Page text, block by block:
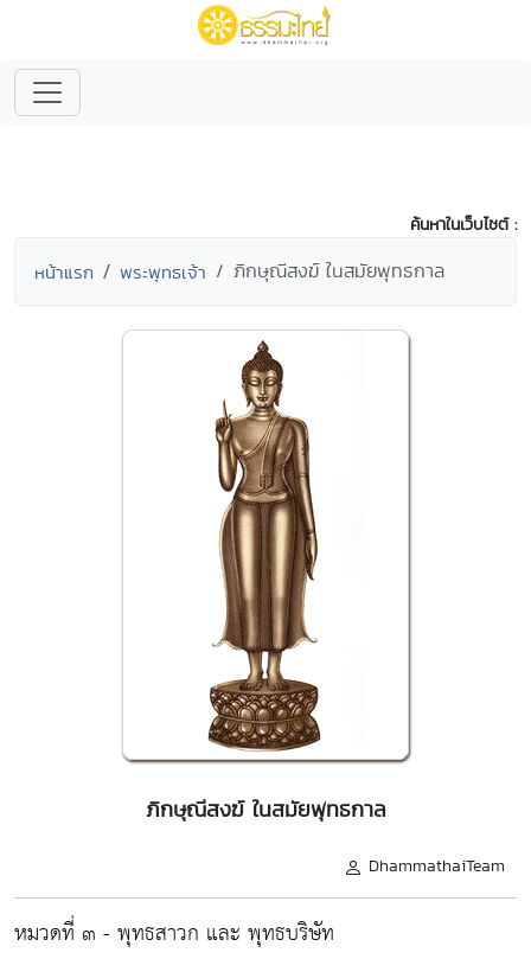
ค้นหาในเว็บไซต์ :
หน้าแรก พระพุทธเจ้า ภิกษุณีสงฆ์ ในสมัยพุทธกาล
ภิกษุณีสงฆ์ ในสมัยพุทธกาล
DhammathaiTeam
หมวดที่ ๓ - พุทธสาวก และ พุทธบริษัท